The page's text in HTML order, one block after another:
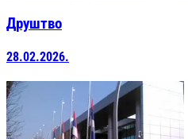
Друштво
28.02.2026.